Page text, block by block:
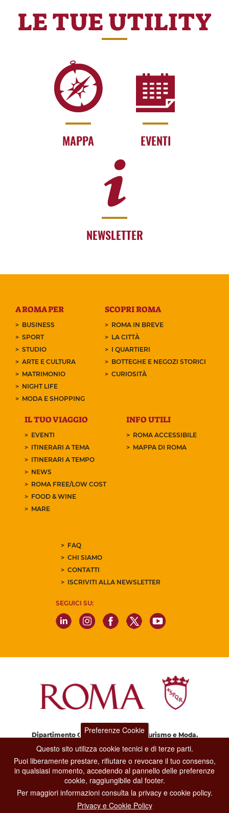
LE TUE UTILITY
MAPPA EVENTI
NEWSLETTER
A ROMA PER
BUSINESS
SPORT
STUDIO
ARTE E CULTURA
MATRIMONIO
NIGHT LIFE
MODA E SHOPPING
SCOPRI ROMA
ROMA IN BREVE
LA CITTÀ
I QUARTIERI
BOTTEGHE E NEGOZI STORICI
CURIOSITÀ
IL TUO VIAGGIO
EVENTI
ITINERARI A TEMA
ITINERARI A TEMPO
NEWS
ROMA FREE/LOW COST
FOOD & WINE
MARE
INFO UTILI
ROMA ACCESSIBILE
MAPPA DI ROMA
FAQ
CHI SIAMO
CONTATTI
ISCRIVITI ALLA NEWSLETTER
SEGUICI SU:
Dipartimento Grandi Eventi, Sport, Turismo e Moda.
Via di San Basilio, 51
00187 Roma
CONTACT CENTER TEL. 06 06 08
CONTATTA LA REDAZIONE
Preferenze Cookie
Questo sito utilizza cookie tecnici e di terze parti.
Puoi liberamente prestare, rifiutare o revocare il tuo consenso,
in qualsiasi momento, accedendo al pannello delle preferenze
cookie, raggiungibile dal footer.
Per maggiori informazioni consulta la privacy e cookie policy.
Privacy e Cookie Policy